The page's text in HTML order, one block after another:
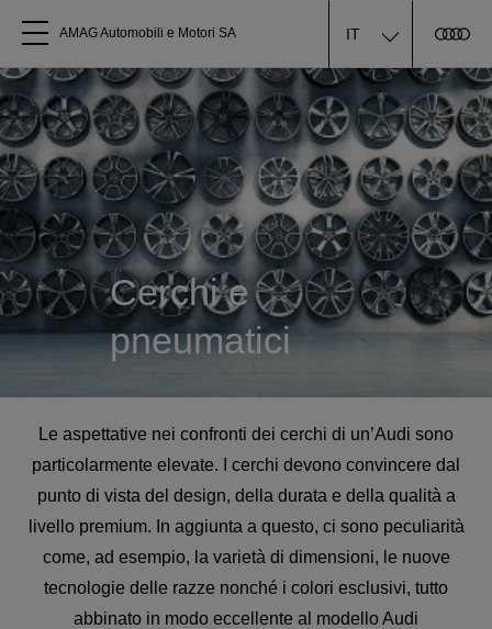
Tutti i modelli
Chi siamo
Acquistare Audi
Service
Accessori Originali Audi
Clienti commerciali
AMAG Automobili e Motori SA IT
Cerchi e
pneumatici
Le aspettative nei confronti dei cerchi di un’Audi sono
particolarmente elevate. I cerchi devono convincere dal
punto di vista del design, della durata e della qualità a
livello premium. In aggiunta a questo, ci sono peculiarità
come, ad esempio, la varietà di dimensioni, le nuove
tecnologie delle razze nonché i colori esclusivi, tutto
abbinato in modo eccellente al modello Audi